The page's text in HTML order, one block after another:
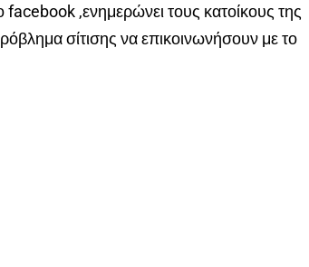
,ενημερώνει τους κατοίκους της
σίτισης να επικοινωνήσουν με το